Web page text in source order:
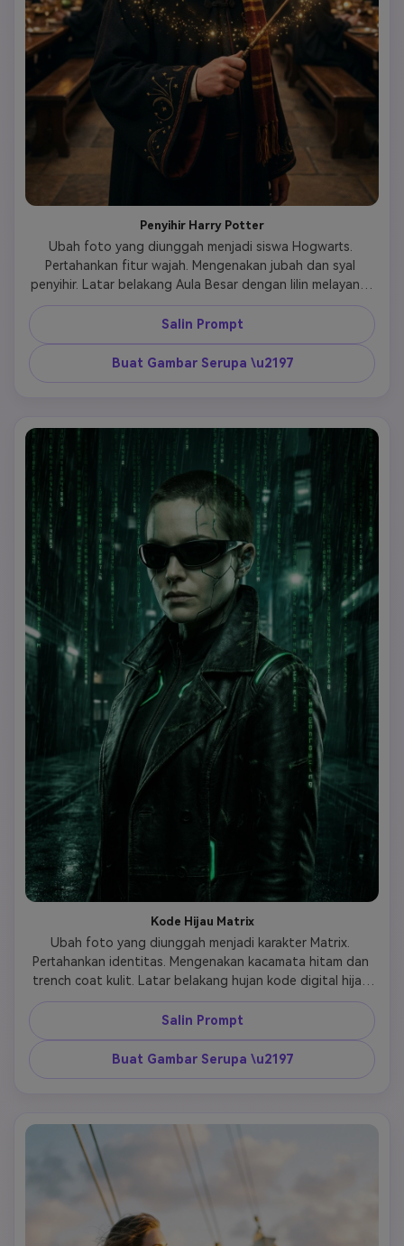
Penyihir Harry Potter
Ubah foto yang diunggah menjadi siswa Hogwarts.
Pertahankan fitur wajah. Mengenakan jubah dan syal
penyihir. Latar belakang Aula Besar dengan lilin melayang.
Pencahayaan lilin yang hangat, kilauan magis, suasana film
fantasi.
Salin Prompt
Buat Gambar Serupa \u2197
Kode Hijau Matrix
Ubah foto yang diunggah menjadi karakter Matrix.
Pertahankan identitas. Mengenakan kacamata hitam dan
trench coat kulit. Latar belakang hujan kode digital hijau
yang jatuh. Suasana sci-fi gelap, gradasi warna hijau yang
Salin Prompt
Buat Gambar Serupa \u2197